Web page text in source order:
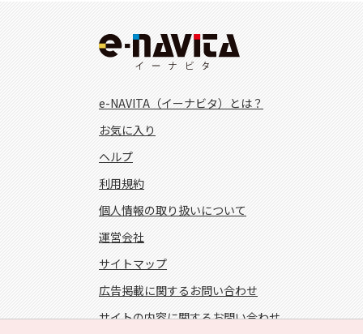
e-NAVITA（イーナビタ）とは？
お気に入り
ヘルプ
利用規約
個人情報の取り扱いについて
運営会社
サイトマップ
広告掲載に関するお問い合わせ
サイトの内容に関するお問い合わせ